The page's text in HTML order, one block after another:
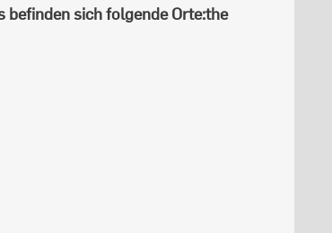
sich folgende Orte:the